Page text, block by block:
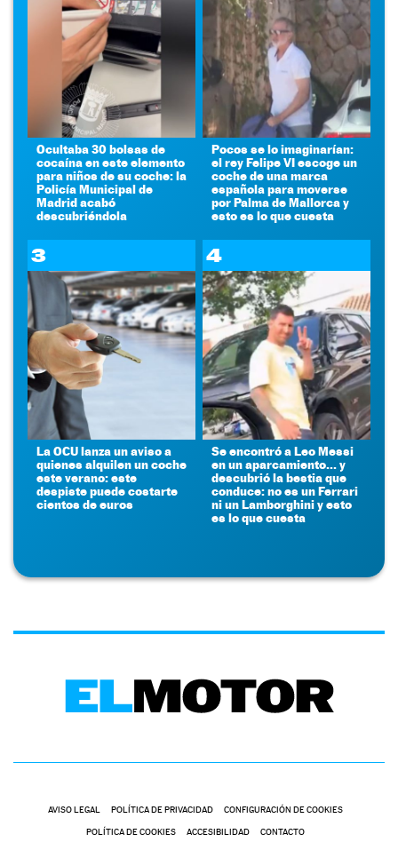
Ocultaba 30 bolsas de
cocaína en este elemento
para niños de su coche: la
Policía Municipal de
Madrid acabó
descubriéndola
Pocos se lo imaginarían:
el rey Felipe VI escoge un
coche de una marca
española para moverse
por Palma de Mallorca y
esto es lo que cuesta
3
La OCU lanza un aviso a
quienes alquilen un coche
este verano: este
despiste puede costarte
cientos de euros
4
Se encontró a Leo Messi
en un aparcamiento... y
descubrió la bestia que
conduce: no es un Ferrari
ni un Lamborghini y esto
es lo que cuesta
AVISO LEGAL POLÍTICA DE PRIVACIDAD CONFIGURACIÓN DE COOKIES
POLÍTICA DE COOKIES ACCESIBILIDAD CONTACTO